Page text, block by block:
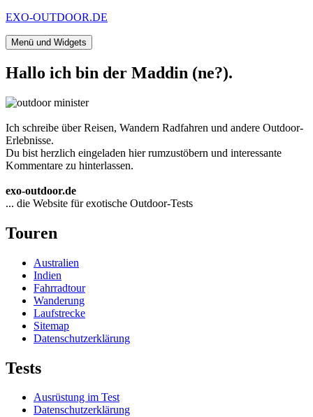
Zum
springen
EXO-OUTDOOR.DE
Menü und Widgets
Hallo ich bin der Maddin (ne?).
Ich schreibe über Reisen, Wandern Radfahren und andere Outdoor-
Erlebnisse.
Du bist herzlich eingeladen hier rumzustöbern und interessante
Kommentare zu hinterlassen.
exo-outdoor.de
... die Website für exotische Outdoor-Tests
Touren
Australien
Indien
Fahrradtour
Wanderung
Laufstrecke
Sitemap
Datenschutzerklärung
Tests
Ausrüstung im Test
Datenschutzerklärung